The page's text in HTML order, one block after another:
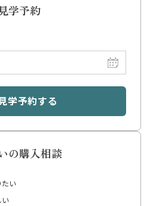
の決議等により将来改定される場合が
記費用、火災保険料、ローン事務手数
要です。
動産取得税等の減税措置については、個
ます。詳細は担当者にご確認ください。
見学予約
学予約する
の購入相談
たい
い